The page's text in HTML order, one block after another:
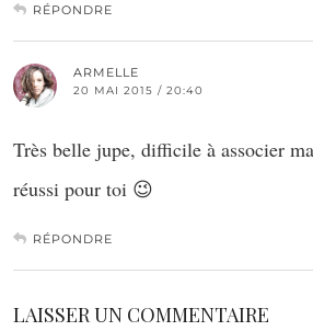
RÉPONDRE
ARMELLE
20 MAI 2015 / 20:40
Très belle jupe, difficile à associer
réussi pour toi 😉
RÉPONDRE
LAISSER UN COMMENTAIRE